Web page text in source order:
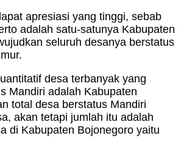
apresiasi yang tinggi, sebab
adalah satu-satunya Kabupaten
seluruh desanya berstatus
desa terbanyak yang
Mandiri adalah Kabupaten
total desa berstatus Mandiri
akan tetapi jumlah itu adalah
di Kabupaten Bojonegoro yaitu